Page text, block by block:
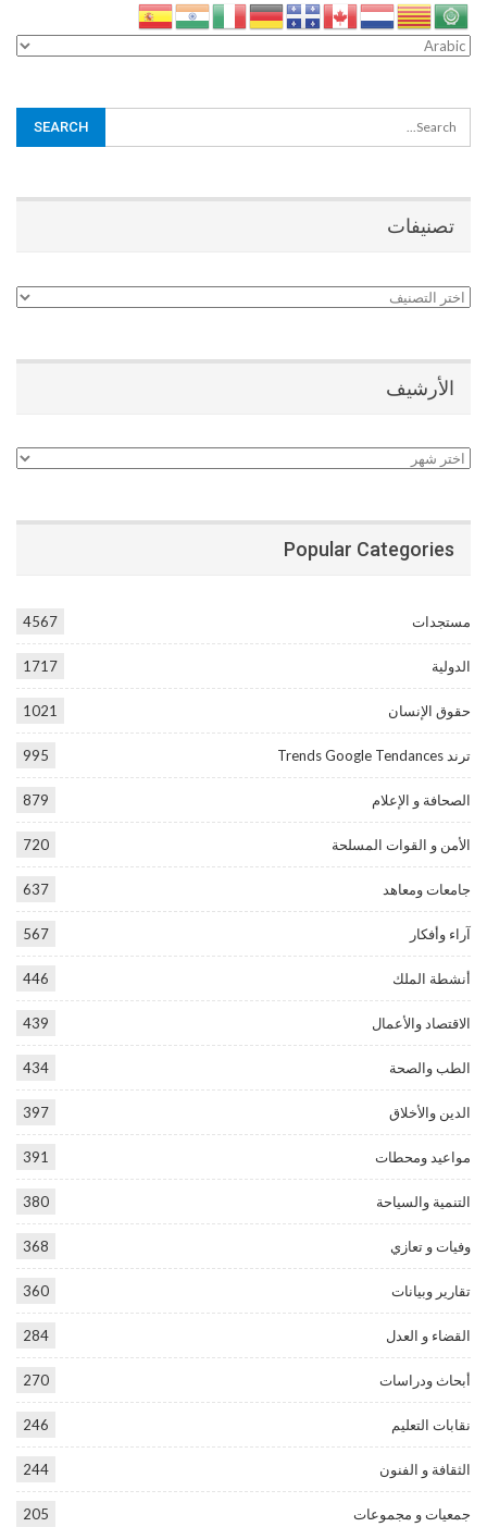
تصنيفات
تصنيفات
الأرشيف
الأرشيف
Popular Categories
مستجدات 4567
الدولية 1717
حقوق الإنسان 1021
ترند Trends Google Tendances 995
الصحافة و الإعلام 879
الأمن و القوات المسلحة 720
جامعات ومعاهد 637
آراء وأفكار 567
أنشطة الملك 446
الاقتصاد والأعمال 439
الطب والصحة 434
الدين والأخلاق 397
مواعيد ومحطات 391
التنمية والسياحة 380
وفيات و تعازي 368
تقارير وبيانات 360
القضاء و العدل 284
أبحاث ودراسات 270
نقابات التعليم 246
الثقافة و الفنون 244
جمعيات و مجموعات 205